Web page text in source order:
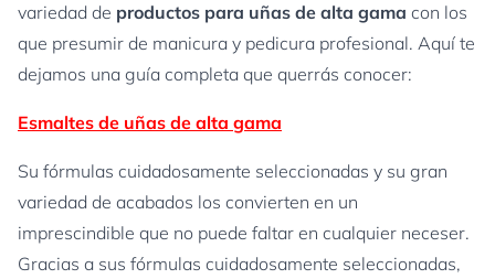
variedad de productos para uñas de alta gama con los
que presumir de manicura y pedicura profesional. Aquí te
dejamos una guía completa que querrás conocer:
Esmaltes de uñas de alta gama
Su fórmulas cuidadosamente seleccionadas y su gran
variedad de acabados los convierten en un
imprescindible que no puede faltar en cualquier neceser.
Gracias a sus fórmulas cuidadosamente seleccionadas,